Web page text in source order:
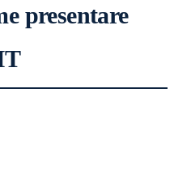
presentare